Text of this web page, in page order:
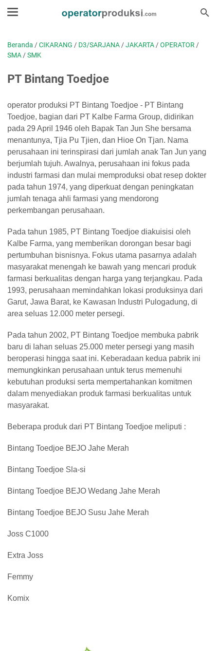
Beranda /CIKARANG / D3/SARJANA /JAKARTA /OPERATOR /
SMA /SMK
PT Bintang Toedjoe
operator produksi PT Bintang Toedjoe - PT Bintang
Toedjoe, bagian dari PT Kalbe Farma Group, didirikan
pada 29 April 1946 oleh Bapak Tan Jun She bersama
menantunya, Tjia Pu Tjien, dan Hioe On Tjan. Nama
perusahaan ini terinspirasi dari jumlah anak Tan Jun yang
berjumlah tujuh. Awalnya, perusahaan ini fokus pada
industri farmasi dan mulai memproduksi obat resep dokter
pada tahun 1974, yang diperkuat dengan peningkatan
jumlah tenaga ahli farmasi yang mendorong
perkembangan perusahaan.
Pada tahun 1985, PT Bintang Toedjoe diakuisisi oleh
Kalbe Farma, yang memberikan dorongan besar bagi
pertumbuhan bisnisnya. Fokus utama pasarnya adalah
masyarakat menengah ke bawah yang mencari produk
farmasi berkualitas dengan harga yang terjangkau. Pada
1993, perusahaan memindahkan lokasi produksinya dari
Garut, Jawa Barat, ke Kawasan Industri Pulogadung, di
area seluas 12.000 meter persegi.
Pada tahun 2002, PT Bintang Toedjoe membuka pabrik
baru di lahan seluas 25.000 meter persegi yang masih
beroperasi hingga saat ini. Keberadaan kedua pabrik ini
memungkinkan perusahaan untuk terus memenuhi
kebutuhan produksi serta mempertahankan komitmen
dalam menyediakan produk farmasi berkualitas untuk
masyarakat.
Beberapa produk dari PT Bintang Toedjoe meliputi :
Bintang Toedjoe BEJO Jahe Merah
Bintang Toedjoe Sla-si
Bintang Toedjoe BEJO Wedang Jahe Merah
Bintang Toedjoe BEJO Susu Jahe Merah
Joss C1000
Extra Joss
Femmy
Komix